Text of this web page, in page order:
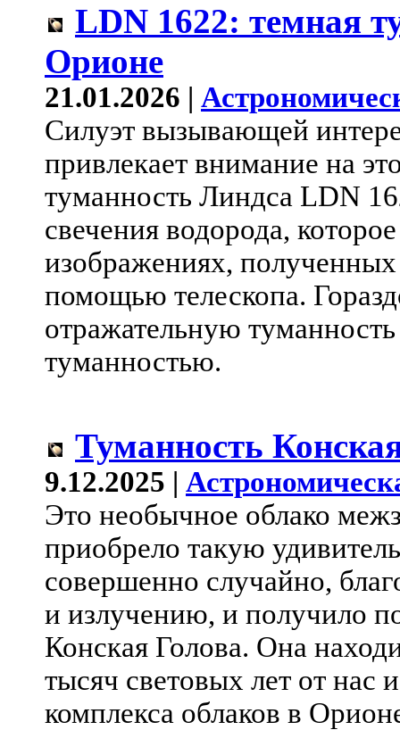
LDN 1622: темная
Орионе
21.01.2026 |
Силуэт вызывающей
привлекает внимание на
туманность Линдса LDN
свечения водорода,
изображениях,
помощью телескопа.
отражательную
туманностью.
Туманность
9.12.2025 |
Это необычное облако
приобрело такую
совершенно случайно,
и излучению, и получило
Конская Голова. Она
тысяч световых лет от нас
комплекса облаков в